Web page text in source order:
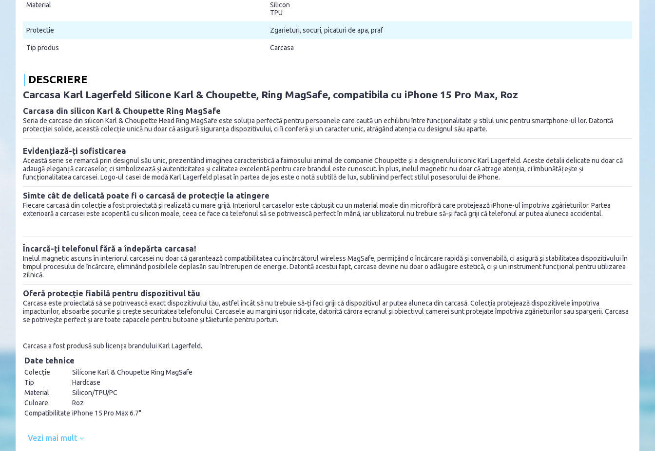
Material
Silicon
TPU
Protectie Zgarieturi, socuri, picaturi de apa, praf
Tip produs Carcasa
DESCRIERE
Carcasa Karl Lagerfeld Silicone Karl & Choupette, Ring MagSafe, compatibila cu iPhone 15 Pro Max, Roz
Carcasa din silicon Karl & Choupette Ring MagSafe
Seria de carcase din silicon Karl & Choupette Head Ring MagSafe este soluția perfectă pentru persoanele care caută un echilibru între funcționalitate și stilul unic pentru smartphone-ul lor. Datorită
protecției solide, această colecție unică nu doar că asigură siguranța dispozitivului, ci îi conferă și un caracter unic, atrăgând atenția cu designul său aparte.
Evidențiază-ți sofisticarea
Această serie se remarcă prin designul său unic, prezentând imaginea caracteristică a faimosului animal de companie Choupette și a designerului iconic Karl Lagerfeld. Aceste detalii delicate nu doar că
adaugă eleganță carcaselor, ci simbolizează și autenticitatea și calitatea excelentă pentru care brandul este cunoscut. În plus, inelul magnetic nu doar că atrage atenția, ci îmbunătățește și
funcționalitatea carcasei. Logo-ul casei de modă Karl Lagerfeld plasat în partea de jos este o notă subtilă de lux, subliniind perfect stilul posesorului de iPhone.
Simte cât de delicată poate fi o carcasă de protecție la atingere
Fiecare carcasă din colecție a fost proiectată și realizată cu mare grijă. Interiorul carcaselor este căptușit cu un material moale din microfibră care protejează iPhone-ul împotriva zgârieturilor. Partea
exterioară a carcasei este acoperită cu silicon moale, ceea ce face ca telefonul să se potrivească perfect în mână, iar utilizatorul nu trebuie să-și facă griji că telefonul ar putea aluneca accidental.
Încarcă-ți telefonul fără a îndepărta carcasa!
Inelul magnetic ascuns în interiorul carcasei nu doar că garantează compatibilitatea cu încărcătorul wireless MagSafe, permițând o încărcare rapidă și convenabilă, ci asigură și stabilitatea dispozitivului în
timpul procesului de încărcare, eliminând posibilele deplasări sau întreruperi de energie. Datorită acestui fapt, carcasa devine nu doar o adăugare estetică, ci și un instrument funcțional pentru utilizarea
zilnică.
Oferă protecție fiabilă pentru dispozitivul tău
Carcasa este proiectată să se potrivească exact dispozitivului tău, astfel încât să nu trebuie să-ți faci griji că dispozitivul ar putea aluneca din carcasă. Colecția protejează dispozitivele împotriva
impacturilor, absoarbe șocurile și crește securitatea telefonului. Carcasele au margini ușor ridicate, datorită cărora ecranul și obiectivul camerei sunt protejate împotriva zgârieturilor sau spargerii. Carcasa
se potrivește perfect și are toate capacele pentru butoane și tăieturile pentru porturi.
Carcasa a fost produsă sub licența brandului Karl Lagerfeld.
Date tehnice
Colecție
Silicone Karl & Choupette Ring MagSafe
Tip
Hardcase
Material
Silicon/TPU/PC
Culoare
Roz
Compatibilitate iPhone 15 Pro Max 6.7"
Vezi mai mult